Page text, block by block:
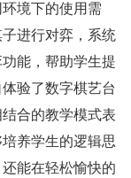
境下的使用需
进行对弈，系统
能，帮助学生提
验了数字棋艺台
合的教学模式表
养学生的逻辑思
能在轻松愉快的